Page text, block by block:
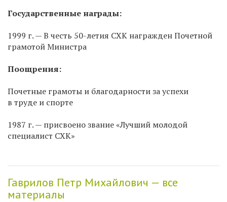
Государственные награды:
1999 г. — В честь 50-летия СХК награжден Почетной
грамотой Министра
Поощрения:
Почетные грамоты и благодарности за успехи
в труде и спорте
1987 г. — присвоено звание «Лучший молодой
специалист СХК»
Гаврилов Петр Михайлович — все
материалы